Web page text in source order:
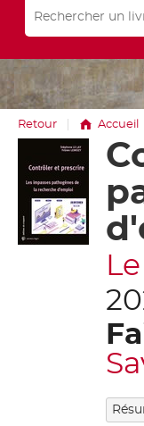
Retour Accueil
Détail
document